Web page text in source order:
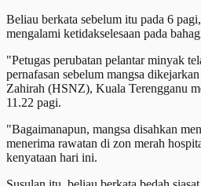
Beliau berkata sebelum itu pada 6
mengalami ketidakselesaan pada
"Petugas perubatan pelantar minyak
pernafasan sebelum mangsa
Zahirah (HSNZ), Kuala Terengganu
11.22 pagi.
"Bagaimanapun, mangsa disahkan
menerima rawatan di zon merah
kenyataan hari ini.